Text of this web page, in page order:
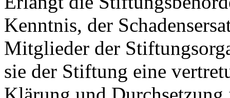
Kenntnis, der
Mitglieder der
sie der Stiftung eine